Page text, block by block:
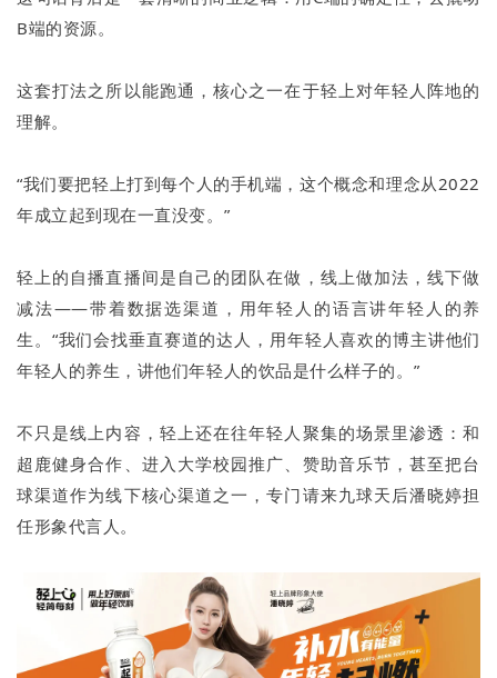
B端的资源。
这套打法之所以能跑通，核心之一在于轻上对年轻人阵地的
理解。
“我们要把轻上打到每个人的手机端，这个概念和理念从2022
年成立起到现在一直没变。”
轻上的自播直播间是自己的团队在做，线上做加法，线下做
减法——带着数据选渠道，用年轻人的语言讲年轻人的养
生。“我们会找垂直赛道的达人，用年轻人喜欢的博主讲他们
年轻人的养生，讲他们年轻人的饮品是什么样子的。”
不只是线上内容，轻上还在往年轻人聚集的场景里渗透：和
超鹿健身合作、进入大学校园推广、赞助音乐节，甚至把台
球渠道作为线下核心渠道之一，专门请来九球天后潘晓婷担
任形象代言人。